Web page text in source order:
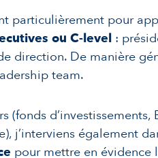
particulièrement pour
ou C-level :
direction. De manière
team.
(fonds d’investissements,
j’interviens également
pour mettre en évidence